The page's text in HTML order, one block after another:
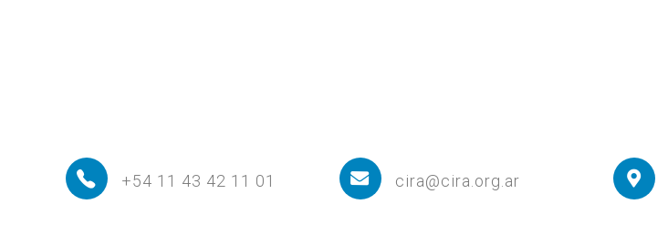
+54 11 43 42 11 01 cira@cira.org.ar